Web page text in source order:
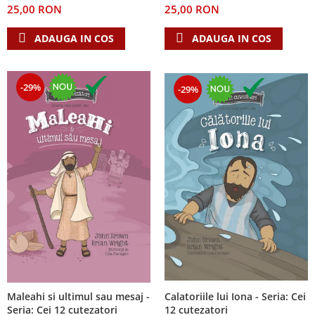
Teologie
A doua venire
Dogmatica
Istoria Bisericii
Misiune
Viata crestina
Contemporaneitate
Devotional
Diverse
Lupta Spirituala
Schimbarea caracterului
Slujire
Suferinta
Viata din belsug
Viata de zi cu zi
25,00 RON
ADAUGA IN COS
25,00 RON
ADAUGA IN COS
-29%
Maleahi si ultimul sau mesaj -
Seria: Cei 12 cutezatori
-29%
Calatoriile lui Iona - Seria: Cei
12 cutezatori